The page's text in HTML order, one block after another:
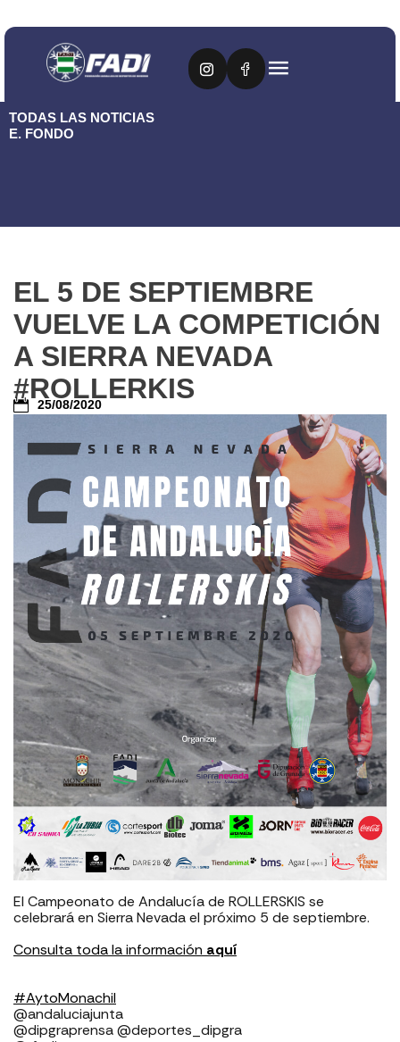
TODAS LAS NOTICIAS
E. FONDO
EL 5 DE SEPTIEMBRE
VUELVE LA COMPETICIÓN
A SIERRA NEVADA
#ROLLERKIS
25/08/2020
El Campeonato de Andalucía de ROLLERSKIS se
celebrará en Sierra Nevada el próximo 5 de septiembre. ⁣⁣
Consulta toda la información aquí
#AytoMonachil
@andaluciajunta ⁣
@dipgraprensa @deportes_dipgra